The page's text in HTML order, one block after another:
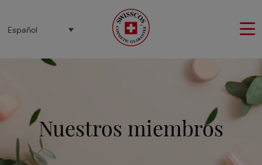
Español
Nuestros miembros